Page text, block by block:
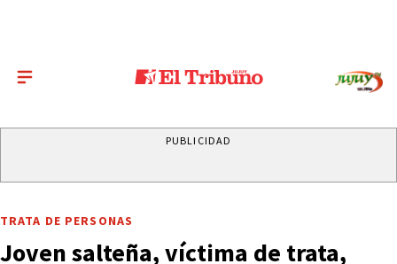
PUBLICIDAD
TRATA DE PERSONAS
Joven salteña, víctima de trata,